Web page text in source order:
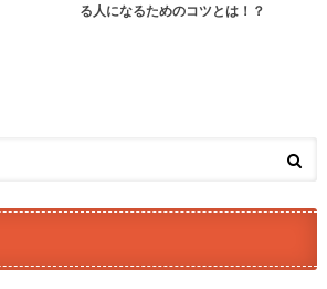
る人になるためのコツとは！？